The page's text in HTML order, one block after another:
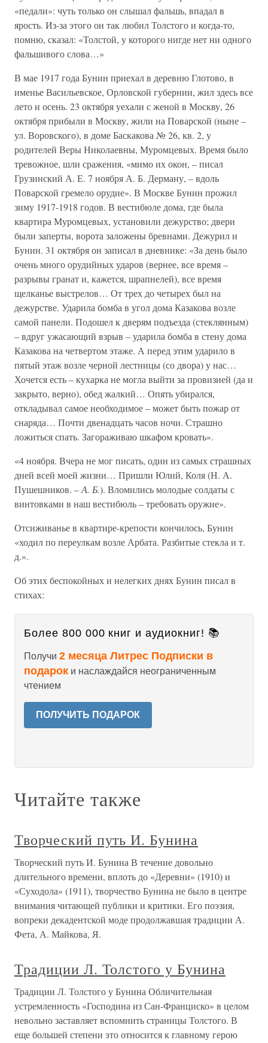
«педали»: чуть только он слышал фальшь, впадал в
ярость. Из-за этого он так любил Толстого и когда-то,
помню, сказал: «Толстой, у которого нигде нет ни одного
фальшивого слова…»
В мае 1917 года Бунин приехал в деревню Глотово, в
именье Васильевское, Орловской губернии, жил здесь все
лето и осень. 23 октября уехали с женой в Москву, 26
октября прибыли в Москву, жили на Поварской (ныне –
ул. Воровского), в доме Баскакова № 26, кв. 2, у
родителей Веры Николаевны, Муромцевых. Время было
тревожное, шли сражения, «мимо их окон, – писал
Грузинский А. Е. 7 ноября А. Б. Дерману, – вдоль
Поварской гремело орудие». В Москве Бунин прожил
зиму 1917-1918 годов. В вестибюле дома, где была
квартира Муромцевых, установили дежурство; двери
были заперты, ворота заложены бревнами. Дежурил и
Бунин. 31 октября он записал в дневнике: «За день было
очень много орудийных ударов (вернее, все время –
разрывы гранат и, кажется, шрапнелей), все время
щелканье выстрелов… От трех до четырех был на
дежурстве. Ударила бомба в угол дома Казакова возле
самой панели. Подошел к дверям подъезда (стеклянным)
– вдруг ужасающий взрыв – ударила бомба в стену дома
Казакова на четвертом этаже. А перед этим ударило в
пятый этаж возле черной лестницы (со двора) у нас…
Хочется есть – кухарка не могла выйти за провизией (да и
закрыто, верно), обед жалкий… Опять убирался,
откладывал самое необходимое – может быть пожар от
снаряда… Почти двенадцать часов ночи. Страшно
ложиться спать. Загораживаю шкафом кровать».
«4 ноября. Вчера не мог писать, один из самых страшных
дней всей моей жизни… Пришли Юлий, Коля (Н. А.
Пушешников. –А. Б.). Вломились молодые солдаты с
винтовками в наш вестибюль – требовать оружие».
Отсиживанье в квартире-крепости кончилось, Бунин
«ходил по переулкам возле Арбата. Разбитые стекла и т.
д.».
Об этих беспокойных и нелегких днях Бунин писал в
стихах:
Более 800 000 книг и аудиокниг! 📚
Получи 2 месяца Литрес Подписки в
подарок и наслаждайся неограниченным
чтением
ПОЛУЧИТЬ ПОДАРОК
Читайте также
Творческий путь И. Бунина
Творческий путь И. Бунина В течение довольно
длительного времени, вплоть до «Деревни» (1910) и
«Суходола» (1911), творчество Бунина не было в центре
внимания читающей публики и критики. Его поэзия,
вопреки декадентской моде продолжавшая традиции А.
Фета, А. Майкова, Я.
Традиции Л. Толстого у Бунина
Традиции Л. Толстого у Бунина Обличительная
устремленность «Господина из Сан-Франциско» в целом
невольно заставляет вспомнить страницы Толстого. В
еще большей степени это относится к главному герою